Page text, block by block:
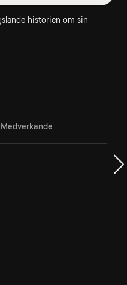
historien om sin
Medverkande